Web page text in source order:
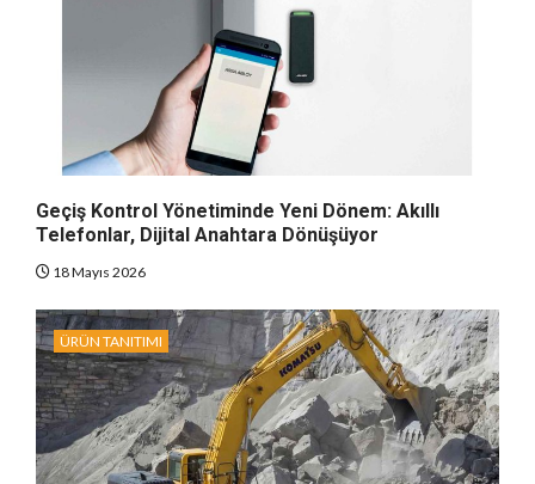
Geçiş Kontrol Yönetiminde Yeni Dönem: Akıllı
Telefonlar, Dijital Anahtara Dönüşüyor
18 Mayıs 2026
ÜRÜN TANITIMI